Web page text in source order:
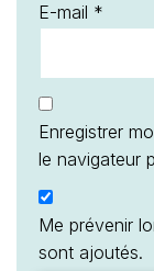
E-mail *
Enregistrer
le navigateur
Me prévenir
sont ajoutés.